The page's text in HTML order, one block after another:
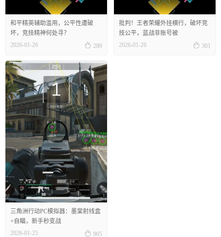
和平精英辅助滥用，公平性遭破
坏，竞技精神何处寻？
2026-01-26
 289
批判！王者荣耀外挂横行，破坏竞
技公平，蓝战非账号被
2026-01-26
 301
三角洲行动PC模拟器：墨棠射线盒
+自瞄，新手秒变战
2026-01-25
 905